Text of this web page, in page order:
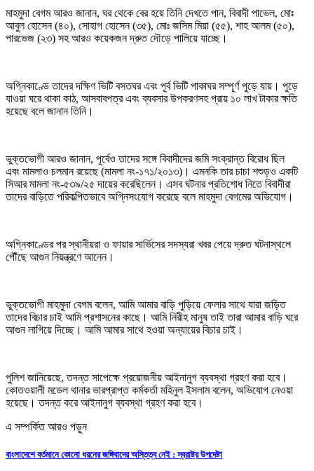
মাহমুদা বেগম আরও জানান, ঘর থেকে বের হয়ে তিনি দেখতে পান, বিবাদী পাভেল, মোঃ
আবুল হোসেন (৪০), সোহাগ হোসেন (৩৫), মোঃ জসিম মিয়া (৫৫), শাহ আলম (৫০),
পারভেজ (২৩) সহ আরও কয়েকজন দ্রুত দৌড়ে পালিয়ে যাচ্ছে।
অগ্নিকাণ্ডে তাদের দক্ষিণ ভিটি বসতঘর এবং পূর্ব ভিটি পাকাঘর সম্পূর্ণ পুড়ে যায়। পুড়ে
যাওয়া ঘরে থাকা কাঠ, আসবাবপত্র এবং ব্যবসার উপকরণসহ প্রায় ১০ লাখ টাকার ক্ষতি
হয়েছে বলে জানান তিনি।
ভুক্তভোগী আরও জানান, পূর্বেও তাদের সঙ্গে বিবাদীদের জমি সংক্রান্ত বিরোধ ছিল
এবং মামলাও চলমান রয়েছে (মামলা নং-১৭১/২০১৩)। এমনকি তার চাচা শশুড়ও একটি
সিআর মামলা নং-৫৩৯/২৫ দায়ের করেছিলেন। এসব ঘটনার প্রতিশোধ নিতে বিবাদীরা
তাদের বাড়িতে পরিকল্পিতভাবে অগ্নিসংযোগ করেছে বলে মাহমুদা বেগমের অভিযোগ।
অগ্নিকাণ্ডের পর স্থানীয়রা ও ফায়ার সার্ভিসের সদস্যরা খবর পেয়ে দ্রুত ঘটনাস্থলে
পৌঁছে আগুন নিয়ন্ত্রণে আনেন।
ভুক্তভোগী মাহমুদা বেগম বলেন, আমি আমার বাড়ি পুড়িয়ে ফেলার সাথে যারা জড়িত
তাদের বিচার চাই আমি প্রশাসনের কাছে। আমি নিরীহ মানুষ তাই তারা আমার বাড়ি ঘরে
আগুন লাগিয়ে দিচ্ছে। আমি আমার সাথে হওয়া অন্যায়ের বিচার চাই।
পুলিশ জানিয়েছে, তদন্ত সাপেক্ষে প্রয়োজনীয় আইনানুগ ব্যবস্থা গ্রহণ করা হবে।
কোতওয়ালী মডেল থানার ভারপ্রাপ্ত কর্মকর্তা মহিনুল ইসলাম বলেন, অভিযোগ নেওয়া
হয়েছে। তদন্ত করে আইনানুগ ব্যবস্থা গ্রহণ করা হবে।
এ সম্পর্কিত আরও পড়ুন
বাংলাদেশে বর্তমানে কোনো ধরনের জঙ্গিবাদের অস্তিত্ব নেই : স্বরাষ্ট্র উপদেষ্টা